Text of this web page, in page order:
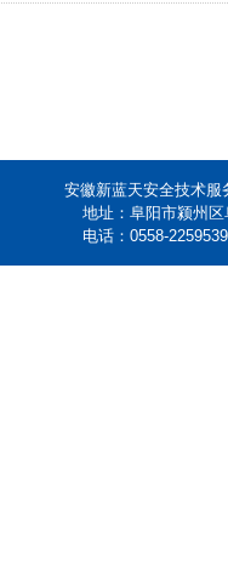
安徽新蓝天安全技术
地址： 阜阳市颍州
电话： 0558-